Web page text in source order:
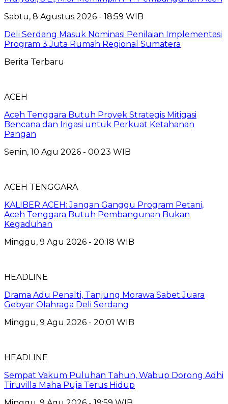
Sabtu, 8 Agustus 2026 - 18:59 WIB
Deli Serdang Masuk Nominasi Penilaian Implementasi
Program 3 Juta Rumah Regional Sumatera
Berita Terbaru
ACEH
Aceh Tenggara Butuh Proyek Strategis Mitigasi
Bencana dan Irigasi untuk Perkuat Ketahanan
Pangan
Senin, 10 Agu 2026 - 00:23 WIB
ACEH TENGGARA
KALIBER ACEH: Jangan Ganggu Program Petani,
Aceh Tenggara Butuh Pembangunan Bukan
Kegaduhan
Minggu, 9 Agu 2026 - 20:18 WIB
HEADLINE
Drama Adu Penalti, Tanjung Morawa Sabet Juara
Gebyar Olahraga Deli Serdang
Minggu, 9 Agu 2026 - 20:01 WIB
HEADLINE
Sempat Vakum Puluhan Tahun, Wabup Dorong Adhi
Tiruvilla Maha Puja Terus Hidup